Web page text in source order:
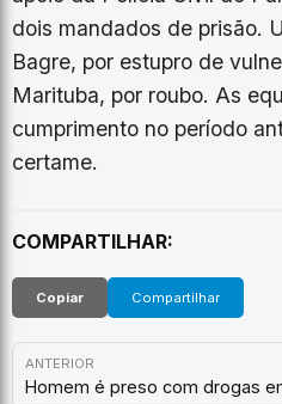
dois mandados de prisão.
Bagre, por estupro de
Marituba, por roubo. As
cumprimento no período
certame.
COMPARTILHAR:
Copiar Compartilhar
ANTERIOR
Homem é preso com drogas